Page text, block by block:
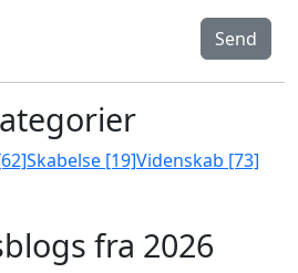
Send
Skabelse [19]Videnskab [73]
fra 2026